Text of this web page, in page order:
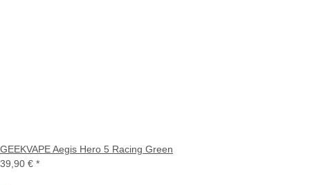
GEEKVAPE Aegis Hero 5 Racing Green
39,90 € *